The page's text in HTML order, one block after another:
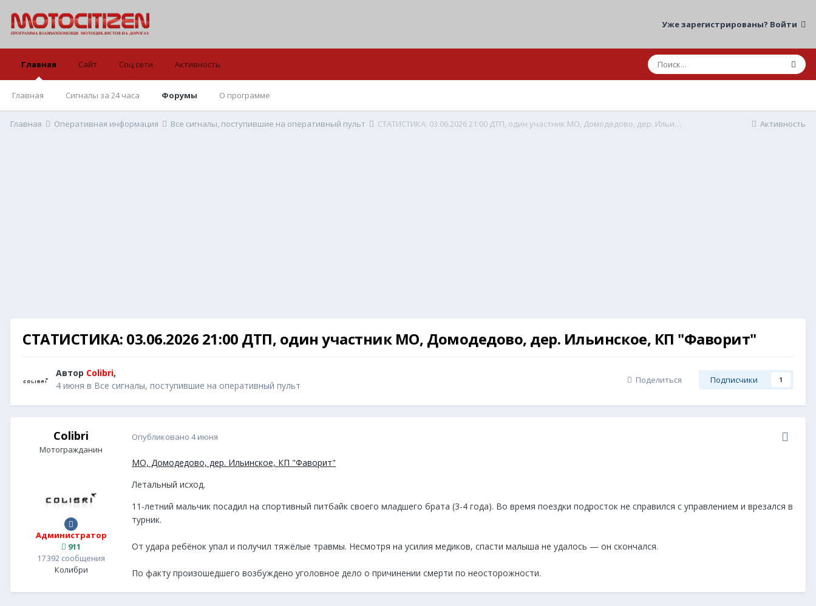
Уже зарегистрированы? Войти
Главная
Главная Сигналы за 24 часа Форумы О программе
Сайт Соц сети Активность
Активность
Главная Оперативная информация Все сигналы, поступившие на оперативный пульт СТАТИСТИКА: 03.06.2026 21:00 ДТП, один участник МО, Домодедово, дер. Ильинское, КП "Фаворит"
СТАТИСТИКА: 03.06.2026 21:00 ДТП, один участник МО, Домодедово, дер. Ильинское, КП "Фаворит"
Автор Colibri,
4 июня в Все сигналы, поступившие на оперативный пульт Поделиться Подписчики 1
Colibri
Мотогражданин
Администратор
911
17 392 сообщения
Колибри
Опубликовано 4 июня
МО, Домодедово, дер. Ильинское, КП "Фаворит"
Летальный исход.
11-летний мальчик посадил на спортивный питбайк своего младшего брата (3-4 года). Во время поездки подросток не справился с управлением и врезался в
турник.
От удара ребёнок упал и получил тяжёлые травмы. Несмотря на усилия медиков, спасти малыша не удалось — он скончался.
По факту произошедшего возбуждено уголовное дело о причинении смерти по неосторожности.